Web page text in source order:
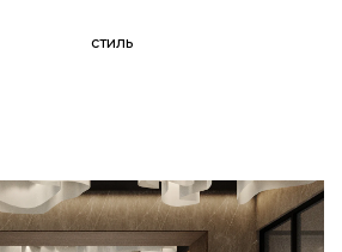
стиль